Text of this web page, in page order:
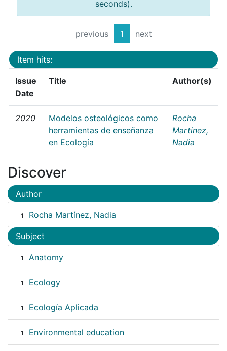
seconds).
previous 1 next
Item hits:
Issue
Date
Title Author(s)
2020
Modelos osteológicos como
herramientas de enseñanza
en Ecología
Rocha
Martínez,
Nadia
Discover
Author
1 Rocha Martínez, Nadia
Subject
1 Anatomy
1 Ecology
1 Ecología Aplicada
1 Environmental education